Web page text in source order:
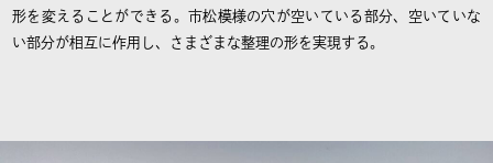
形を変えることができる。市松模様の穴が空いている部分、空いていな
い部分が相互に作用し、さまざまな整理の形を実現する。